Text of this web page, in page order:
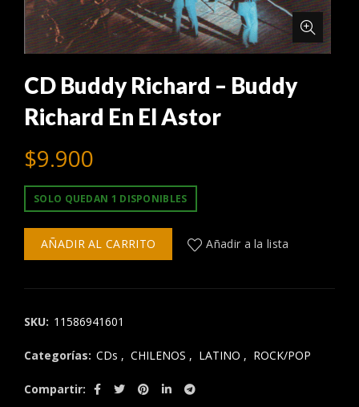
CD Buddy Richard – Buddy
Richard En El Astor
$9.900
SOLO QUEDAN 1 DISPONIBLES
AÑADIR AL CARRITO Añadir a la lista
SKU: 11586941601
Categorías: CDs , CHILENOS , LATINO , ROCK/POP
Compartir